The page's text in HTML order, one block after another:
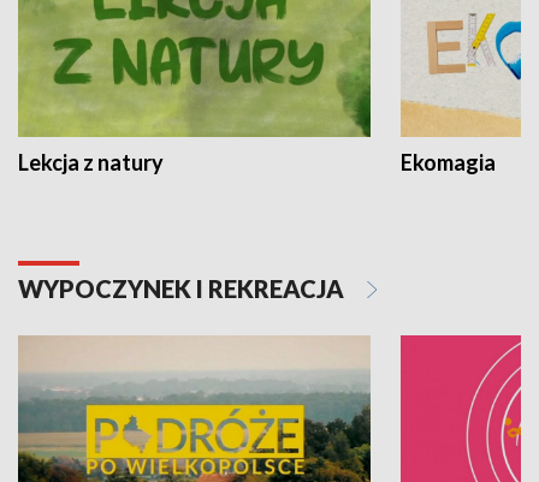
Lekcja z natury Ekomagia
WYPOCZYNEK I REKREACJA